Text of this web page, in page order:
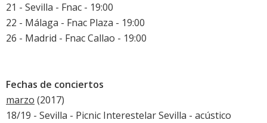
21 - Sevilla - Fnac - 19:00
22 - Málaga - Fnac Plaza - 19:00
26 - Madrid - Fnac Callao - 19:00
Fechas de conciertos
marzo (2017)
18/19 - Sevilla - Picnic Interestelar Sevilla - acústico